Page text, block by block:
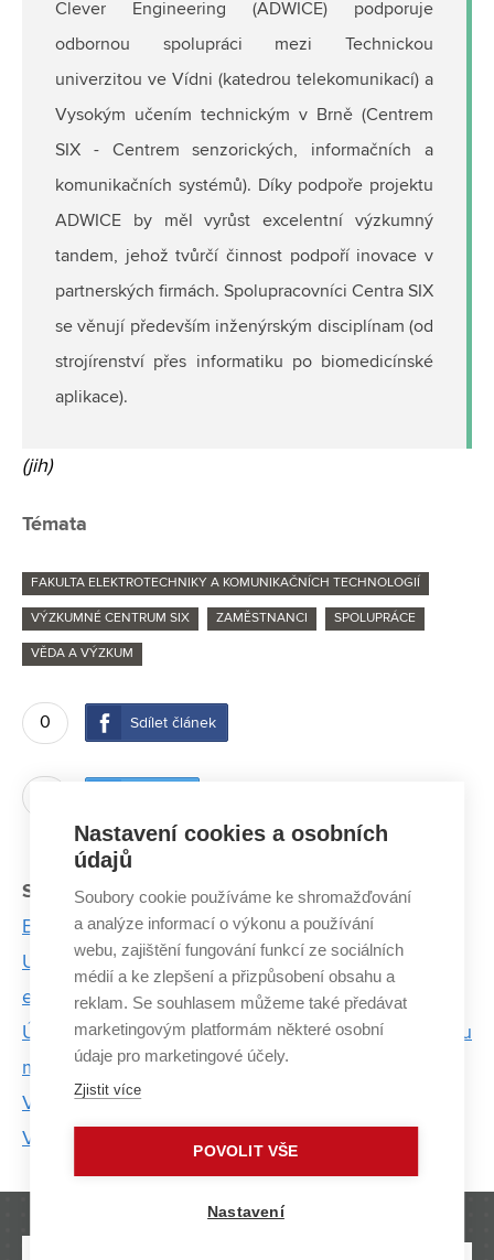
Clever Engineering (ADWICE) podporuje
odbornou spolupráci mezi Technickou
univerzitou ve Vídni (katedrou telekomunikací) a
Vysokým učením technickým v Brně (Centrem
SIX - Centrem senzorických, informačních a
komunikačních systémů). Díky podpoře projektu
ADWICE by měl vyrůst excelentní výzkumný
tandem, jehož tvůrčí činnost podpoří inovace v
partnerských firmách. Spolupracovníci Centra SIX
se věnují především inženýrským disciplínam (od
strojírenství přes informatiku po biomedicínské
aplikace).
(jih)
Témata
FAKULTA ELEKTROTECHNIKY A KOMUNIKAČNÍCH TECHNOLOGIÍ
VÝZKUMNÉ CENTRUM SIX ZAMĚSTNANCI SPOLUPRÁCE
VĚDA A VÝZKUM
0 Sdílet článek
Související články:
Bolesti čelistí pomůže řešit unikátní software
Unikátní systém umí včas varovat před požárem v
elektrárnách
Úspěch projektu ADWICE: Rakouští kolegové budou
mentory Centru SIX
V laboratořích BDALab analyzují nemoci mozku
Vesmírný výzkum, to jsou roky čekání
Nastavení cookies a osobních
údajů
Soubory cookie používáme ke shromažďování
a analýze informací o výkonu a používání
webu, zajištění fungování funkcí ze sociálních
médií a ke zlepšení a přizpůsobení obsahu a
reklam. Se souhlasem můžeme také předávat
marketingovým platformám některé osobní
údaje pro marketingové účely.
Zjistit více
POVOLIT VŠE
Nastavení